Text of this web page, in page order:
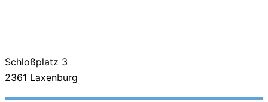
Schloßplatz 3
2361 Laxenburg